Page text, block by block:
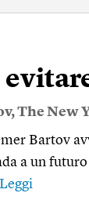
,The New
Bartov
a un
Leggi